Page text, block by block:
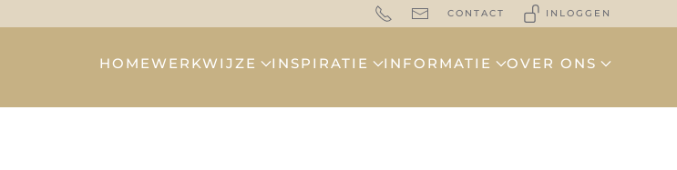
CONTACT INLOGGEN
HOMEWERKWIJZE INSPIRATIE INFORMATIE OVER ONS